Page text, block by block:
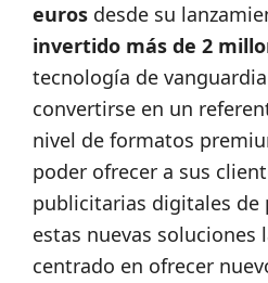
euros desde su
invertido más de 2
tecnología de
convertirse en un
nivel de formatos
poder ofrecer a sus
publicitarias digitales de
estas nuevas soluciones
centrado en ofrecer